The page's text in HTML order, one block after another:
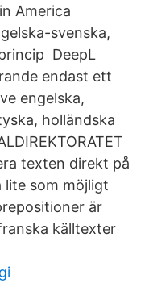
America
svenska,
DeepL
endast ett
engelska,
holländska
texten direkt på
lite som möjligt
är
källtexter